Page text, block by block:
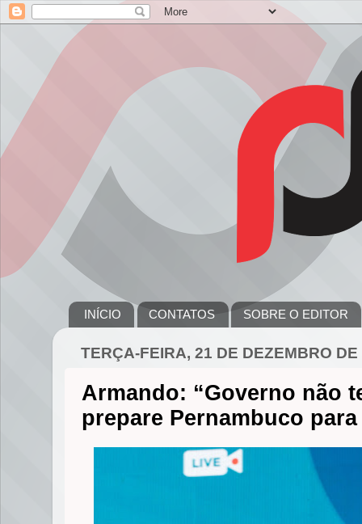
INÍCIO CONTATOS SOBRE O EDITOR
TERÇA-FEIRA, 21 DE DEZEMBRO DE
Armando: “Governo não
prepare Pernambuco